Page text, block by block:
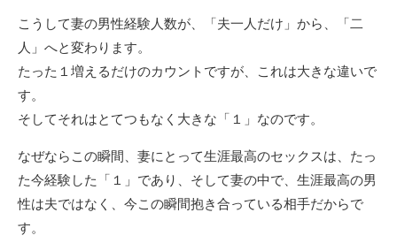
こうして妻の男性経験人数が、「夫一人だけ」から、「二
人」へと変わります。
たった１増えるだけのカウントですが、これは大きな違いで
す。
そしてそれはとてつもなく大きな「１」なのです。
なぜならこの瞬間、妻にとって生涯最高のセックスは、たっ
た今経験した「１」であり、そして妻の中で、生涯最高の男
性は夫ではなく、今この瞬間抱き合っている相手だからで
す。